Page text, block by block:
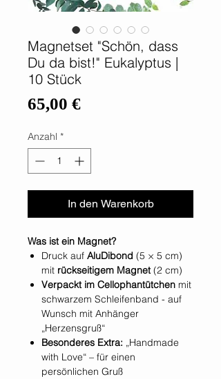
Magnetset "Schön, dass
Du da bist!" Eukalyptus |
10 Stück
65,00 €Preis
Anzahl *
In den Warenkorb
Was ist ein Magnet?
Druck auf AluDibond (5 × 5 cm)
mit rückseitigem Magnet(2 cm)
Verpackt im Cellophantütchen mit
schwarzem Schleifenband - auf
Wunsch mit Anhänger
„Herzensgruß“
Besonderes Extra: „Handmade
with Love“ – für einen
persönlichen Gruß